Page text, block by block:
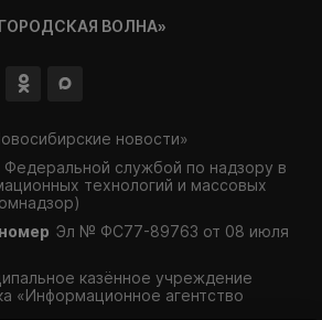
ВОЛНА»
новости»
Федеральной службой по надзору в
технологий и массовых
Эл № ФС77-89763 от 08 июля
казённое учреждение
«Информационное агентство